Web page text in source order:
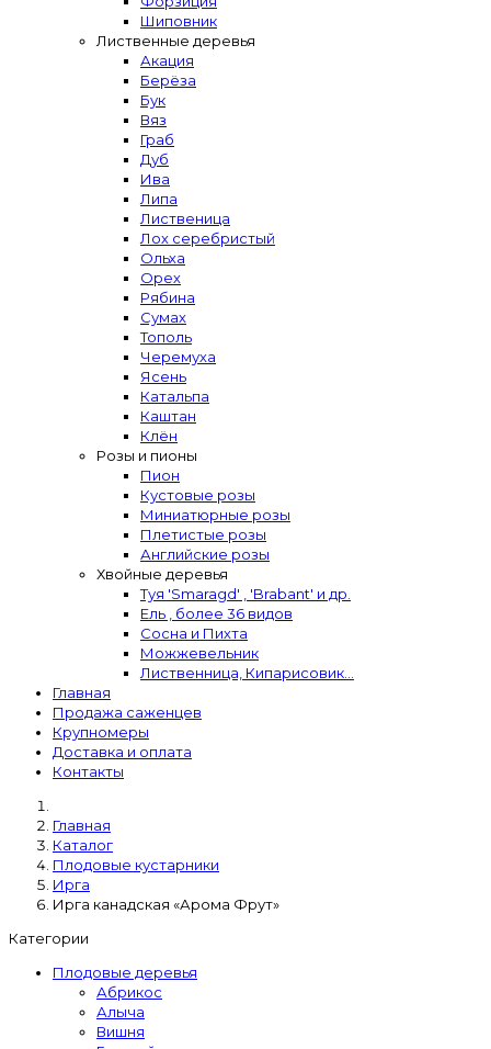
Шиповник
Лиственные деревья
Акация
Берёза
Бук
Вяз
Граб
Дуб
Ива
Липа
Лиственица
Лох серебристый
Ольха
Орех
Рябина
Сумах
Тополь
Черемуха
Ясень
Катальпа
Каштан
Клён
Розы и пионы
Пион
Кустовые розы
Миниатюрные розы
Плетистые розы
Английские розы
Хвойные деревья
Туя 'Smaragd' , 'Brabant' и др.
Ель , более 36 видов
Сосна и Пихта
Можжевельник
Лиственница, Кипарисовик...
Главная
Продажа саженцев
Крупномеры
Доставка и оплата
Контакты
Главная
Каталог
Плодовые кустарники
Ирга
Ирга канадская «Арома Фрут»
Категории
Плодовые деревья
Абрикос
Алыча
Вишня